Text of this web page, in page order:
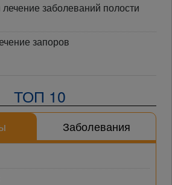
заболеваний полости
запоров
ТОП 10
Заболевания